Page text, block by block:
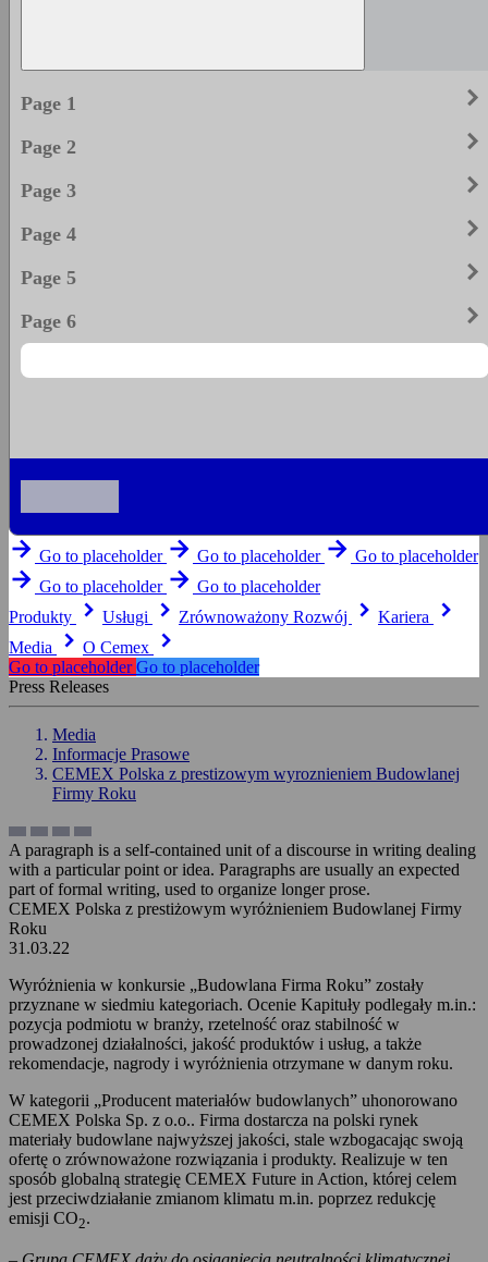
Page 1 keyboard_arrow_right
Page 2 keyboard_arrow_right
Page 3 keyboard_arrow_right
Page 4 keyboard_arrow_right
Page 5 keyboard_arrow_right
Page 6 keyboard_arrow_right
arrow_forward Go to placeholder arrow_forward Go to placeholder arrow_forward Go to placeholder
arrow_forward Go to placeholder arrow_forward Go to placeholder
Produkty
keyboard_arrow_right Usługi keyboard_arrow_right Zrównoważony Rozwój keyboard_arrow_right Kariera keyboard_arrow_right
Media keyboard_arrow_right O Cemex keyboard_arrow_right
Go to placeholderGo to placeholder
Press Releases
Media
Informacje Prasowe
CEMEX Polska z prestizowym wyroznieniem Budowlanej
Firmy Roku
A paragraph is a self-contained unit of a discourse in writing dealing
with a particular point or idea. Paragraphs are usually an expected
part of formal writing, used to organize longer prose.
CEMEX Polska z prestiżowym wyróżnieniem Budowlanej Firmy
Roku
31.03.22
Wyróżnienia w konkursie „Budowlana Firma Roku” zostały
przyznane w siedmiu kategoriach. Ocenie Kapituły podlegały m.in.:
pozycja podmiotu w branży, rzetelność oraz stabilność w
prowadzonej działalności, jakość produktów i usług, a także
rekomendacje, nagrody i wyróżnienia otrzymane w danym roku.
W kategorii „Producent materiałów budowlanych” uhonorowano
CEMEX Polska Sp. z o.o.. Firma dostarcza na polski rynek
materiały budowlane najwyższej jakości, stale wzbogacając swoją
ofertę o zrównoważone rozwiązania i produkty. Realizuje w ten
sposób globalną strategię CEMEX Future in Action, której celem
jest przeciwdziałanie zmianom klimatu m.in. poprzez redukcję
emisji CO2.